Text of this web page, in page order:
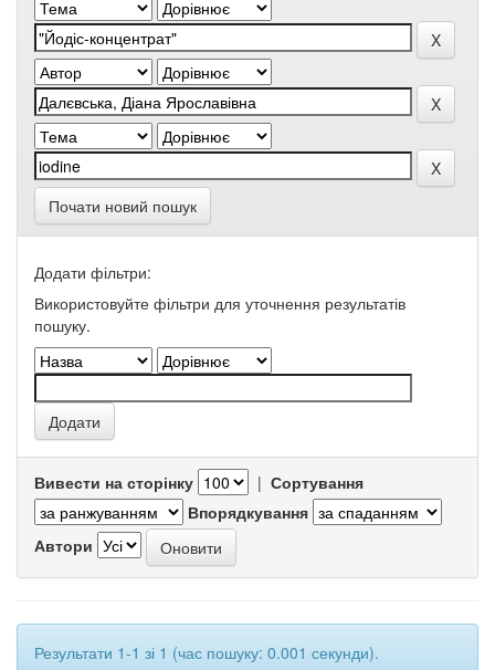
Почати новий пошук
Додати фільтри:
Використовуйте фільтри для уточнення результатів
пошуку.
Вивести на сторінку | Сортування
Впорядкування
Автори
Результати 1-1 зі 1 (час пошуку: 0.001 секунди).